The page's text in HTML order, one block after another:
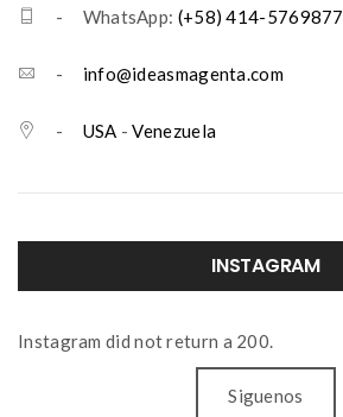
- WhatsApp: (+58) 414-5769877
- info@ideasmagenta.com
- USA -Venezuela
INSTAGRAM
Instagram did not return a 200.
Siguenos